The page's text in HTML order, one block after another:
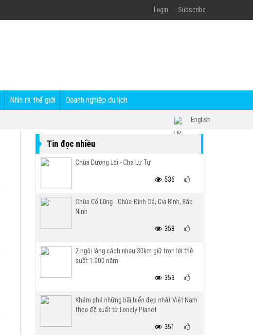
Login Subscribe
Nhìn ra thế giới Doanh nghiệp du lịch
English
Tin đọc nhiều
Chùa Dương Lôi - Cha Lư Tự
536
Chùa Cổ Lũng - Chùa Đình Cả, Gia Bình, Bắc
Ninh
358
2 ngôi làng cách nhau 30km giữ trọn lời thề
suốt 1.000 năm
353
Khám phá những bãi biển đẹp nhất Việt Nam
theo đề xuất từ Lonely Planet
351